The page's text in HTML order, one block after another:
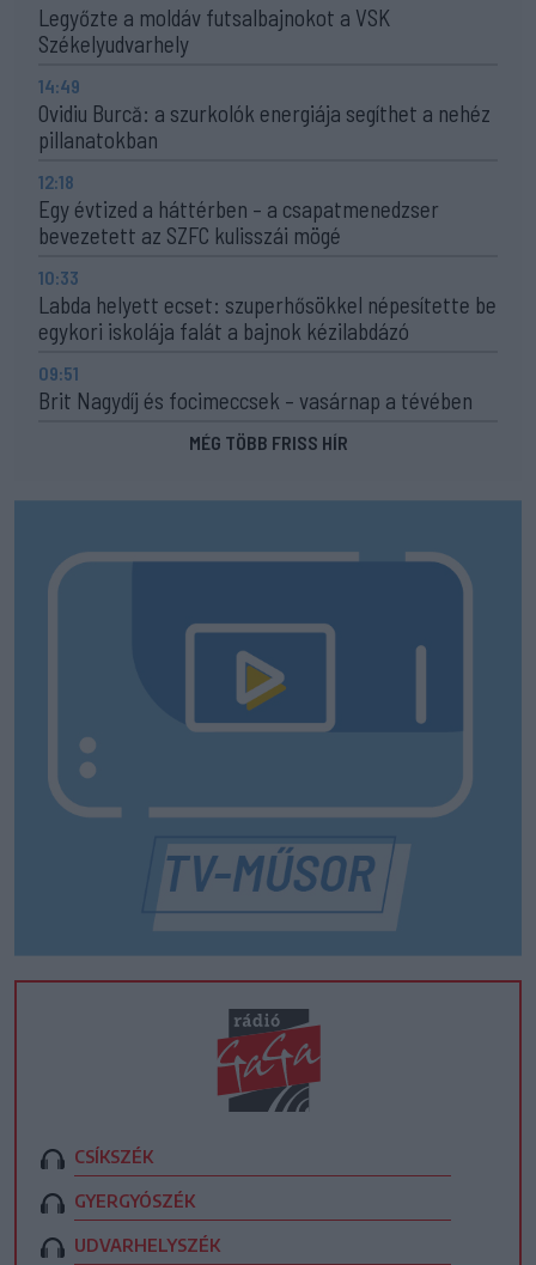
Legyőzte a moldáv futsalbajnokot a VSK
Székelyudvarhely
14:49
Ovidiu Burcă: a szurkolók energiája segíthet a nehéz
pillanatokban
12:18
Egy évtized a háttérben – a csapatmenedzser
bevezetett az SZFC kulisszái mögé
10:33
Labda helyett ecset: szuperhősökkel népesítette be
egykori iskolája falát a bajnok kézilabdázó
09:51
Brit Nagydíj és focimeccsek – vasárnap a tévében
MÉG TÖBB FRISS HÍR
CSÍKSZÉK
GYERGYÓSZÉK
UDVARHELYSZÉK